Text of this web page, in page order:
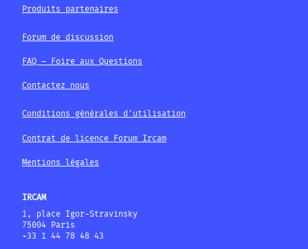
Produits partenaires
Forum de discussion
FAQ – Foire aux Questions
Contactez nous
Conditions générales d'utilisation
Contrat de licence Forum Ircam
Mentions légales
IRCAM
1, place Igor-Stravinsky
75004 Paris
+33 1 44 78 48 43